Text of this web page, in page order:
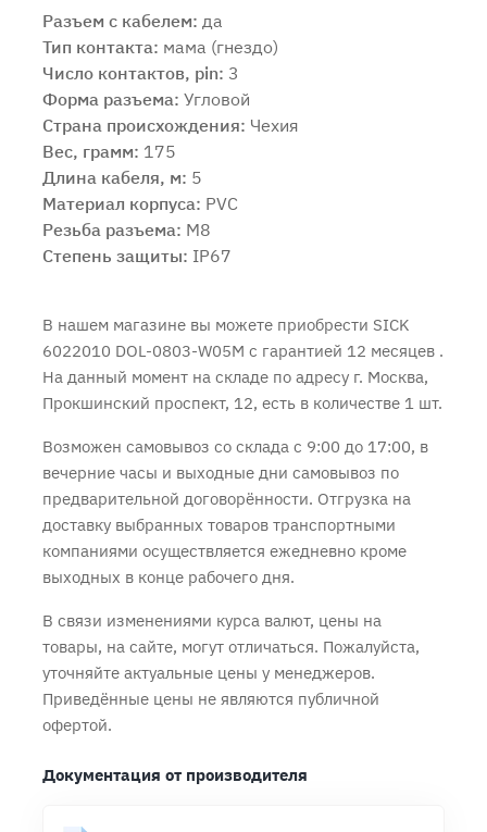
Разъем с кабелем: да
Тип контакта: мама (гнездо)
Число контактов, pin: 3
Форма разъема: Угловой
Страна происхождения: Чехия
Вес, грамм: 175
Длина кабеля, м: 5
Материал корпуса: PVC
Резьба разъема: M8
Степень защиты: IP67
В нашем магазине вы можете приобрести SICK
6022010 DOL-0803-W05M с гарантией 12 месяцев .
На данный момент на складе по адресу г. Москва,
Прокшинский проспект, 12, есть в количестве 1 шт.
Возможен самовывоз со склада с 9:00 до 17:00, в
вечерние часы и выходные дни самовывоз по
предварительной договорённости. Отгрузка на
доставку выбранных товаров транспортными
компаниями осуществляется ежедневно кроме
выходных в конце рабочего дня.
В связи изменениями курса валют, цены на
товары, на сайте, могут отличаться. Пожалуйста,
уточняйте актуальные цены у менеджеров.
Приведённые цены не являются публичной
офертой.
Документация от производителя
Продолжить покупки